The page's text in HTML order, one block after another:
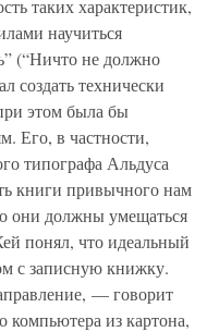
таких характеристик,
научиться
(“Ничто не должно
создать технически
этом была бы
Его, в частности,
типографа Альдуса
книги привычного нам
они должны умещаться
понял, что идеальный
с записную книжку.
— говорит
из картона,